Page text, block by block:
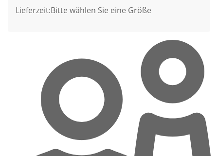
Lieferzeit:Bitte wählen Sie eine Größe